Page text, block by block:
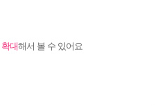
확대해서 볼 수 있어요